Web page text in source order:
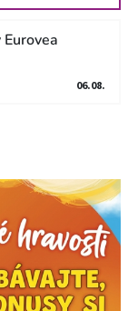
Eurovea
06.08.